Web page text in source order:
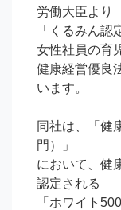
労働大臣より
「くるみん認
女性社員の育
健康経営優良
います。
同社は、「健
門）」
において、健
認定される
「ホワイト